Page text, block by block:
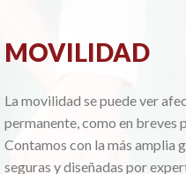
MOVILIDAD
La movilidad se puede ver
permanente, como en breves
Contamos con la más amplia
seguras y diseñadas por